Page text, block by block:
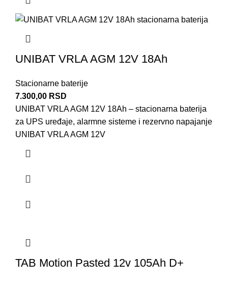
UNIBAT VRLA AGM 12V 18Ah
Stacionarne baterije
7.300,00 RSD
UNIBAT VRLA AGM 12V 18Ah – stacionarna baterija
za UPS uređaje, alarmne sisteme i rezervno napajanje
UNIBAT VRLA AGM 12V
TAB Motion Pasted 12v 105Ah D+